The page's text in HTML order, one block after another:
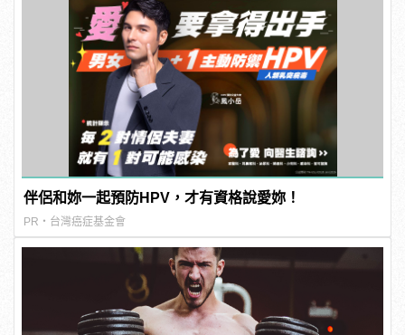
伴侶和妳一起預防HPV，才有資格說愛妳！
PR・台灣癌症基金會